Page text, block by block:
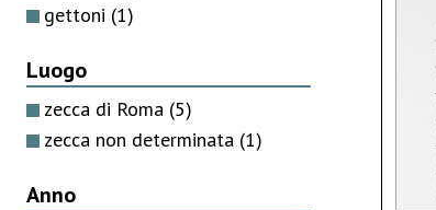
gettoni (1)
Luogo
zecca di Roma (5)
zecca non determinata (1)
Anno